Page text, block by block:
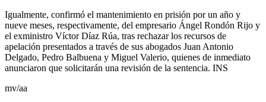
Igualmente, confirmó el mantenimiento en prisión por un año y
nueve meses, respectivamente, del empresario Ángel Rondón Rijo y
el exministro Víctor Díaz Rúa, tras rechazar los recursos de
apelación presentados a través de sus abogados Juan Antonio
Delgado, Pedro Balbuena y Miguel Valerio, quienes de inmediato
anunciaron que solicitarán una revisión de la sentencia. INS
mv/aa